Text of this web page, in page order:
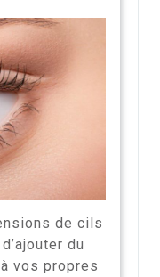
de cils
du
vos propres